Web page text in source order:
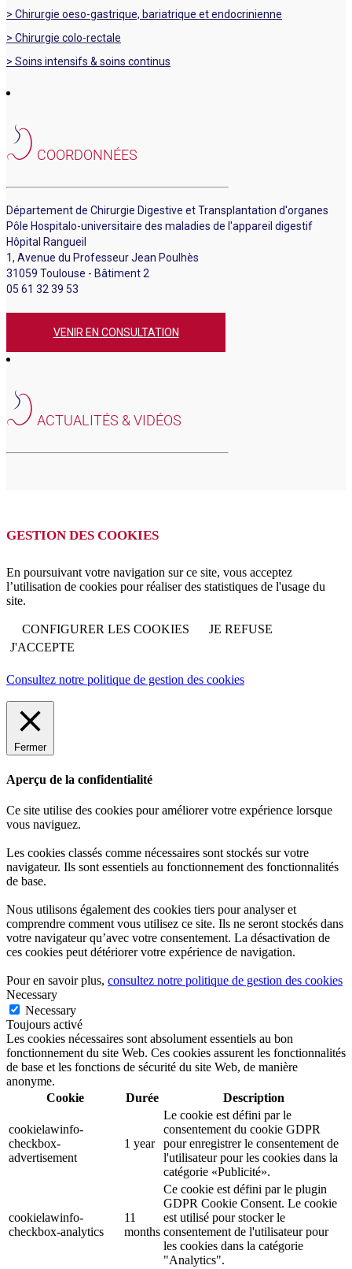
> Chirurgie oeso-gastrique, bariatrique et endocrinienne
> Chirurgie colo-rectale
> Soins intensifs & soins continus
COORDONNÉES
Département de Chirurgie Digestive et Transplantation d'organes
Pôle Hospitalo-universitaire des maladies de l'appareil digestif
Hôpital Rangueil
1, Avenue du Professeur Jean Poulhès
31059 Toulouse - Bâtiment 2
05 61 32 39 53
VENIR EN CONSULTATION
ACTUALITÉS & VIDÉOS
GESTION DES COOKIES
En poursuivant votre navigation sur ce site, vous acceptez
l’utilisation de cookies pour réaliser des statistiques de l'usage du
site.
CONFIGURER LES COOKIES
JE REFUSE
J'ACCEPTE
Consultez notre politique de gestion des cookies
Fermer
Aperçu de la confidentialité
Ce site utilise des cookies pour améliorer votre expérience lorsque
vous naviguez.
Les cookies classés comme nécessaires sont stockés sur votre
navigateur. Ils sont essentiels au fonctionnement des fonctionnalités
de base.
Nous utilisons également des cookies tiers pour analyser et
comprendre comment vous utilisez ce site. Ils ne seront stockés dans
votre navigateur qu’avec votre consentement. La désactivation de
ces cookies peut détériorer votre expérience de navigation.
Pour en savoir plus, consultez notre politique de gestion des cookies
Necessary
Necessary
Toujours activé
Les cookies nécessaires sont absolument essentiels au bon
fonctionnement du site Web. Ces cookies assurent les fonctionnalités
de base et les fonctions de sécurité du site Web, de manière
anonyme.
Cookie
Durée Description
cookielawinfo-
checkbox-
advertisement
1 year
Le cookie est défini par le
consentement du cookie GDPR
pour enregistrer le consentement de
l'utilisateur pour les cookies dans la
catégorie «Publicité».
cookielawinfo-
checkbox-analytics
11
months
Ce cookie est défini par le plugin
GDPR Cookie Consent. Le cookie
est utilisé pour stocker le
consentement de l'utilisateur pour
les cookies dans la catégorie
"Analytics".